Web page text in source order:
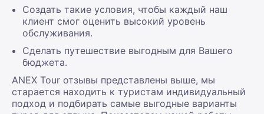
Создать такие условия, чтобы каждый наш
клиент смог оценить высокий уровень
обслуживания.
Сделать путешествие выгодным для Вашего
бюджета.
АNEX Tour отзывы представлены выше, мы
старается находить к туристам индивидуальный
подход и подбирать самые выгодные варианты